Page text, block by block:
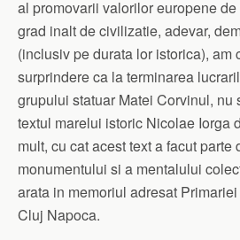
al promovarii valorilor europene
grad inalt de civilizatie, adevar,
(inclusiv pe durata lor istorica), am
surprindere ca la terminarea
grupului statuar Matei Corvinul, nu
textul marelui istoric Nicolae Iorga
mult, cu cat acest text a facut parte
monumentului si a mentalului
arata in memoriul adresat
Cluj Napoca.